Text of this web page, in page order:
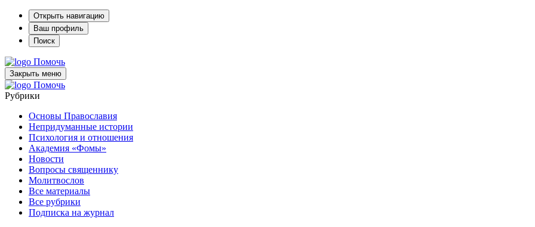
Открыть навигацию
Ваш профиль
Поиск
Помочь
Закрыть меню
Помочь
Рубрики
Основы Православия
Непридуманные истории
Психология и отношения
Академия «Фомы»
Новости
Вопросы священнику
Молитвослов
Все материалы
Все рубрики
Подписка на журнал